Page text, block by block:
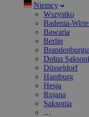
Niemcy
Wszystko
Badenia-
Bawaria
Berlin
Brandenburgia
Dolna
Düsseldorf
Hamburg
Hesja
Rujana
Saksonia
…